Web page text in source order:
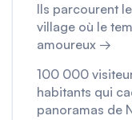
Ils parcourent
village où le
amoureux →
100 000
habitants qui
panoramas de